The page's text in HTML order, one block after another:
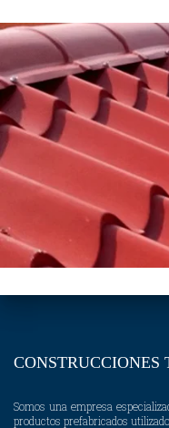
CONSTRUCCIONES
Somos una empresa
productos prefabricados